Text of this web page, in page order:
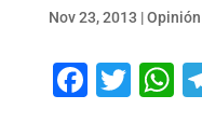
Nov 23, 2013 |Opinión